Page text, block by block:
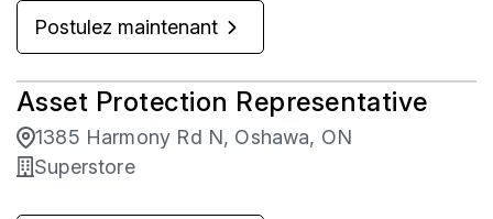
Postulez maintenant
Asset Protection Representative
1385 Harmony Rd N, Oshawa, ON
Superstore